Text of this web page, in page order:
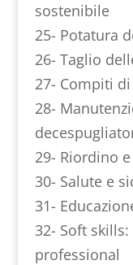
sostenibile
25- Potatura
26- Taglio
27- Compiti
28-
29- Riordino
30- Salute e
31-
32- Soft
professional